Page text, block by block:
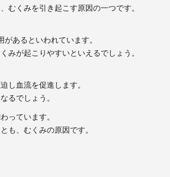
むくみを引き起こす原因の一つです。
がある といわれています。
みが起こりやすいといえるでしょう。
し血流を促進します。
るでしょう。
っています。
も、むくみの原因です。